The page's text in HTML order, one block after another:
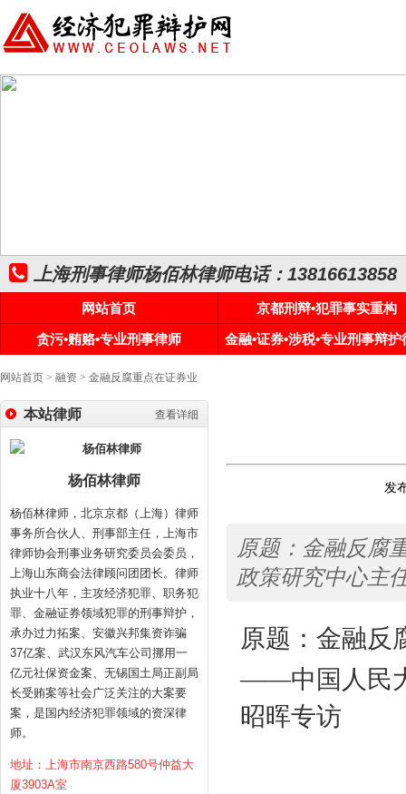
上海刑事律师杨佰林律师电话：13816613858
网站首页
京都刑辩•犯罪事实重构
贪污•贿赂•专业刑事律师
金融•证券•涉税•专业刑事辩护
网站首页 > 融资 > 金融反腐重点在证券业
查看详细
本站律师
杨佰林律师
杨佰林律师，北京京都（上海）律师
事务所合伙人、刑事部主任，上海市
律师协会刑事业务研究委员会委员，
上海山东商会法律顾问团团长。律师
执业十八年，主攻经济犯罪、职务犯
罪、金融证券领域犯罪的刑事辩护，
承办过力拓案、安徽兴邦集资诈骗
37亿案、武汉东风汽车公司挪用一
亿元社保资金案、无锡国土局正副局
长受贿案等社会广泛关注的大案要
案，是国内经济犯罪领域的资深律
师。
地址：上海市南京西路580号仲益大
厦3903A室
发
原题：金融反腐
政策研究中心主
原题：金融反
——中国人民
昭晖专访